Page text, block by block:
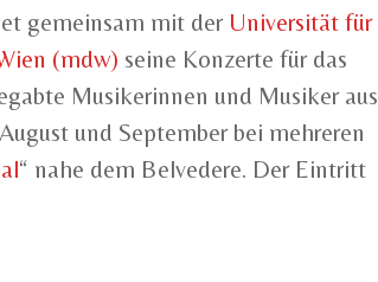
gemeinsam mit der Universität für
(mdw) seine Konzerte für das
Musikerinnen und Musiker aus
und September bei mehreren
“ nahe dem Belvedere. Der Eintritt